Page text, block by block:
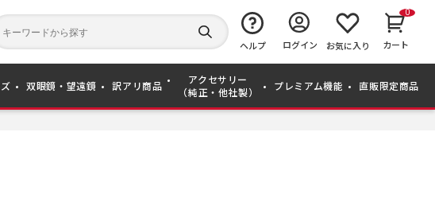
か
ら
検
索
す
る
ヘルプ ログイン お気に入り
0
カート
双眼鏡・望遠鏡 訳アリ商品
アクセサリー
（純正・他社製）
プレミアム機能 直販限定商品